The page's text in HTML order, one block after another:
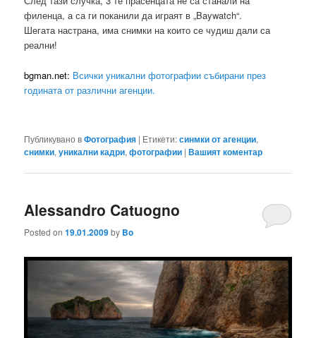
филенца, а са ги поканили да играят в „Baywatch“.
Шегата настрана, има снимки на които се чудиш дали са
реални!
bgman.net: Всички уникални фотографии събирани през
годината от различни агенции.
Публикувано вФотография | Етикети:синмки от агенции,
снимки,уникални кадри,фотографии |Вашият коментар
Alessandro Catuogno
Posted on19.01.2009by Bo